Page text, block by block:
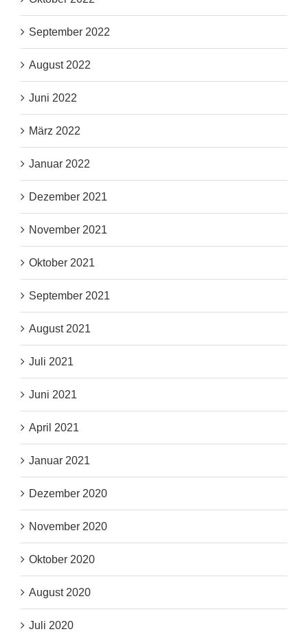
September 2022
August 2022
Juni 2022
März 2022
Januar 2022
Dezember 2021
November 2021
Oktober 2021
September 2021
August 2021
Juli 2021
Juni 2021
April 2021
Januar 2021
Dezember 2020
November 2020
Oktober 2020
August 2020
Juli 2020